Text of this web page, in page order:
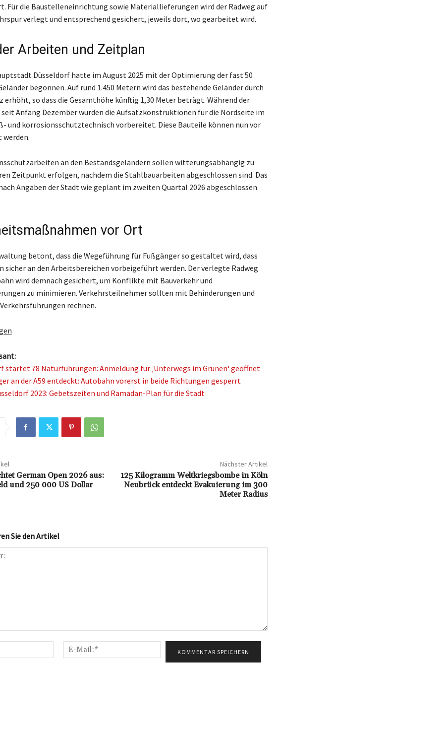
Für die Baustelleneinrichtung sowie Materiallieferungen wird der Radweg auf
verlegt und entsprechend gesichert, jeweils dort, wo gearbeitet wird.
Arbeiten und Zeitplan
Düsseldorf hatte im August 2025 mit der Optimierung der fast 50
begonnen. Auf rund 1.450 Metern wird das bestehende Geländer durch
erhöht, so dass die Gesamthöhe künftig 1,30 Meter beträgt. Während der
Anfang Dezember wurden die Aufsatzkonstruktionen für die Nordseite im
und korrosionsschutztechnisch vorbereitet. Diese Bauteile können nun vor
an den Bestandsgeländern sollen witterungsabhängig zu
Zeitpunkt erfolgen, nachdem die Stahlbauarbeiten abgeschlossen sind. Das
Angaben der Stadt wie geplant im zweiten Quartal 2026 abgeschlossen
vor Ort
betont, dass die Wegeführung für Fußgänger so gestaltet wird, dass
sicher an den Arbeitsbereichen vorbeigeführt werden. Der verlegte Radweg
wird demnach gesichert, um Konflikte mit Bauverkehr und
zu minimieren. Verkehrsteilnehmer sollten mit Behinderungen und
rechnen.
startet 78 Naturführungen: Anmeldung für ‚Unterwegs im Grünen‘ geöffnet
an der A59 entdeckt: Autobahn vorerst in beide Richtungen gesperrt
2023: Gebetszeiten und Ramadan-Plan für die Stadt
German Open 2026 aus:
und 250 000 US Dollar
Nächster Artikel
125 Kilogramm Weltkriegsbombe in Köln
Neubrück entdeckt Evakuierung im 300
Meter Radius
Sie den Artikel
Name:*
Mail:*